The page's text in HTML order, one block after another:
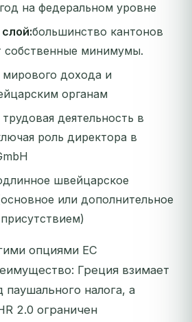
на федеральном уровне
большинство кантонов
собственные минимумы.
мирового дохода и
органам
трудовая деятельность в
роль директора в
швейцарское
или дополнительное
опциями ЕС
Греция взимает
паушального налога, а
2.0 ограничен